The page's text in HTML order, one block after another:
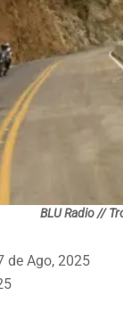
BLU Radio //
de Ago, 2025